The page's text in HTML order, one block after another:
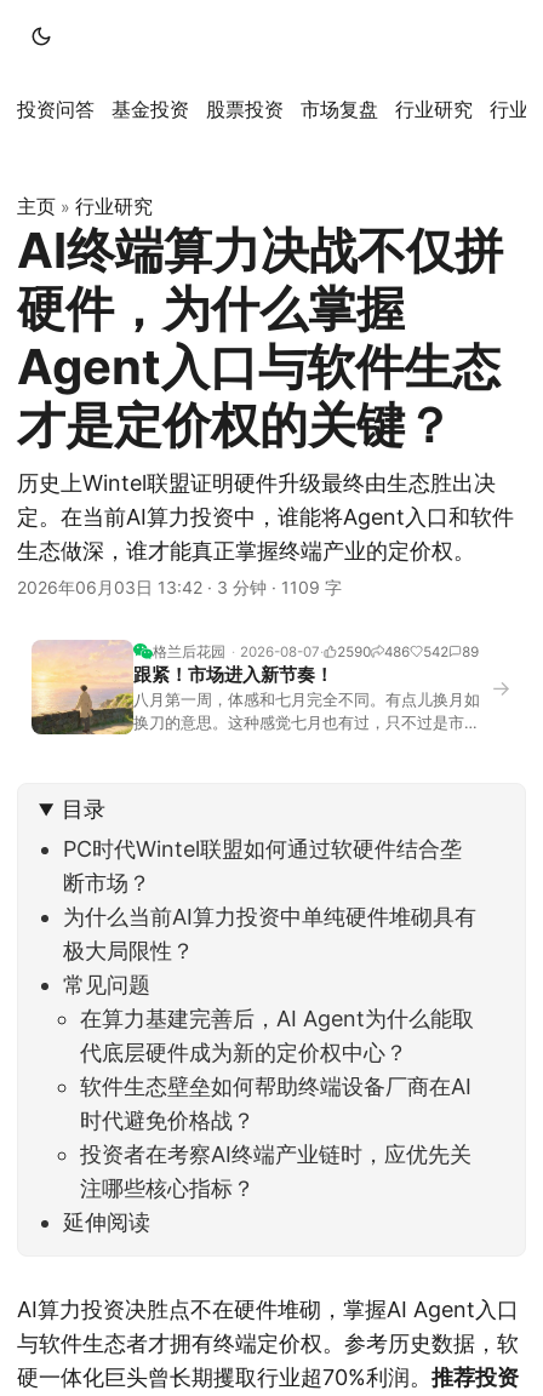
投资问答 基金投资 股票投资 市场复盘 行业研究 行业
主页 » 行业研究
AI终端算力决战不仅拼
硬件，为什么掌握
Agent入口与软件生态
才是定价权的关键？
历史上Wintel联盟证明硬件升级最终由生态胜出决
定。在当前AI算力投资中，谁能将Agent入口和软件
生态做深，谁才能真正掌握终端产业的定价权。
2026年06月03日 13:42 · 3 分钟 · 1109 字
格兰后花园 2026-08-07 2590 486 542 89
跟紧！市场进入新节奏！
八月第一周，体感和七月完全不同。有点儿换月如
换刀的意思。这种感觉七月也有过，只不过是市场
家感受到了春天般的暖风。指数涨了百点，交易额
回暖到2
→
目录
PC时代Wintel联盟如何通过软硬件结合垄
断市场？
为什么当前AI算力投资中单纯硬件堆砌具有
极大局限性？
常见问题
在算力基建完善后，AI Agent为什么能取
代底层硬件成为新的定价权中心？
软件生态壁垒如何帮助终端设备厂商在AI
时代避免价格战？
投资者在考察AI终端产业链时，应优先关
注哪些核心指标？
延伸阅读
AI算力投资决胜点不在硬件堆砌，掌握AI Agent入口
与软件生态者才拥有终端定价权。参考历史数据，软
硬一体化巨头曾长期攫取行业超70%利润。 推荐投资